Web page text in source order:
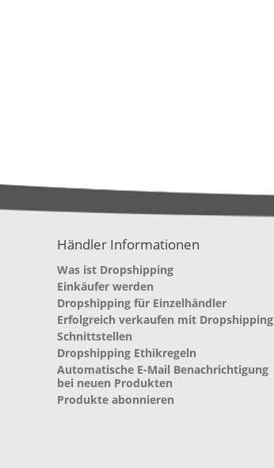
Händler Informationen
Was ist Dropshipping
Einkäufer werden
Dropshipping für Einzelhändler
Erfolgreich verkaufen mit Dropshipping
Schnittstellen
Dropshipping Ethikregeln
Automatische E-Mail Benachrichtigung
bei neuen Produkten
Produkte abonnieren